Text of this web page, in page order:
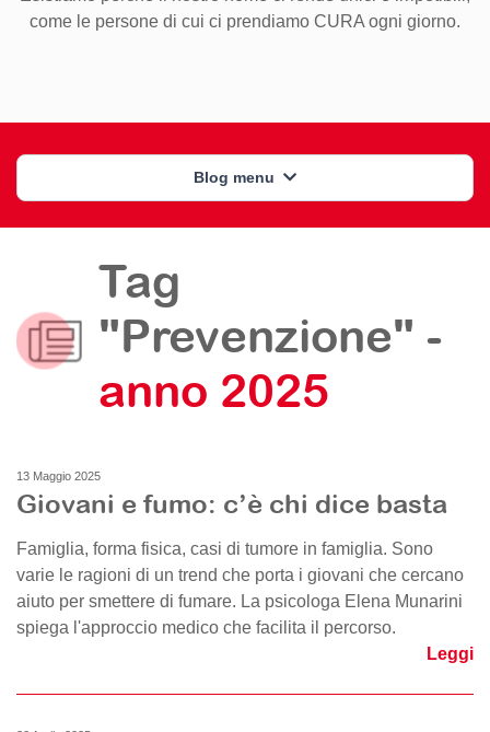
come le persone di cui ci prendiamo CURA ogni giorno.
Blog menu
Tag
"Prevenzione" -
anno 2025
13 Maggio 2025
Giovani e fumo: c’è chi dice basta
Famiglia, forma fisica, casi di tumore in famiglia. Sono
varie le ragioni di un trend che porta i giovani che cercano
aiuto per smettere di fumare. La psicologa Elena Munarini
spiega l'approccio medico che facilita il percorso.
Leggi